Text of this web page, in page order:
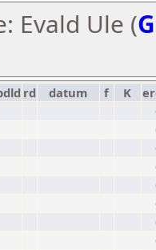
Evald Ule (
rd datum f K